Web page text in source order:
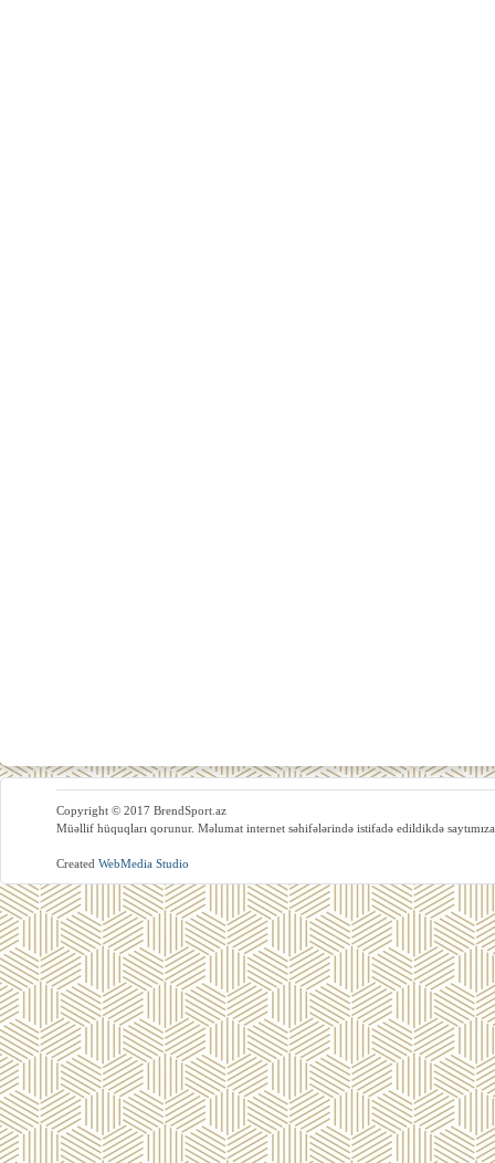
Copyright © 2017 BrendSport.az
Müəllif hüquqları qorunur. Məlumat internet səhifələrində istifadə edildikdə
Created WebMedia Studio